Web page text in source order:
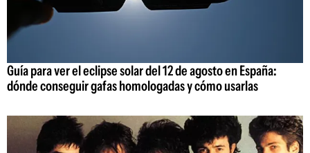
Guía para ver el eclipse solar del 12 de agosto en España:
dónde conseguir gafas homologadas y cómo usarlas